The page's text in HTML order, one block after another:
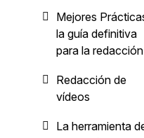
Mejores
la guía definitiva
para la redacción
Redacción de
vídeos
La herramienta